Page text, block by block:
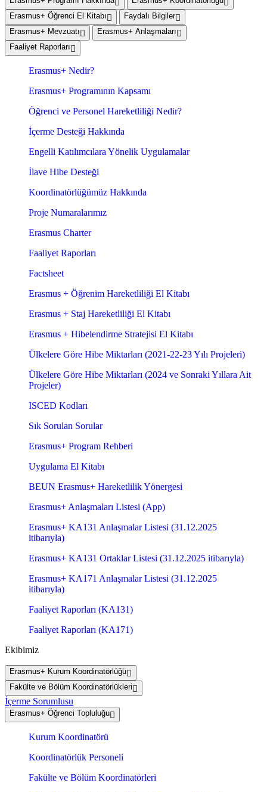
Erasmus+ Öğrenci El Kitabı
Faydalı Bilgiler
Erasmus+ Mevzuatı
Erasmus+ Anlaşmaları
Faaliyet Raporları
Erasmus+ Nedir?
Erasmus+ Programının Kapsamı
Öğrenci ve Personel Hareketliliği Nedir?
İçerme Desteği Hakkında
Engelli Katılımcılara Yönelik Uygulamalar
İlave Hibe Desteği
Koordinatörlüğümüz Hakkında
Proje Numaralarımız
Erasmus Charter
Faaliyet Raporları
Factsheet
Erasmus + Öğrenim Hareketliliği El Kitabı
Erasmus + Staj Hareketliliği El Kitabı
Erasmus + Hibelendirme Stratejisi El Kitabı
Ülkelere Göre Hibe Miktarları (2021-22-23 Yılı Projeleri)
Ülkelere Göre Hibe Miktarları (2024 ve Sonraki Yıllara Ait
Projeler)
ISCED Kodları
Sık Sorulan Sorular
Erasmus+ Program Rehberi
Uygulama El Kitabı
BEUN Erasmus+ Hareketlilik Yönergesi
Erasmus+ Anlaşmaları Listesi (App)
Erasmus+ KA131 Anlaşmalar Listesi (31.12.2025
itibarıyla)
Erasmus+ KA131 Ortaklar Listesi (31.12.2025 itibarıyla)
Erasmus+ KA171 Anlaşmalar Listesi (31.12.2025
itibarıyla)
Faaliyet Raporları (KA131)
Faaliyet Raporları (KA171)
Ekibimiz
Erasmus+ Kurum Koordinatörlüğü
Fakülte ve Bölüm Koordinatörlükleri
İçerme Sorumlusu
Erasmus+ Öğrenci Topluluğu
Kurum Koordinatörü
Koordinatörlük Personeli
Fakülte ve Bölüm Koordinatörleri